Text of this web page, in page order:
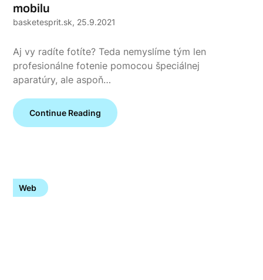
mobilu
basketesprit.sk, 25.9.2021
Aj vy radíte fotíte? Teda nemyslíme tým len
profesionálne fotenie pomocou špeciálnej
aparatúry, ale aspoň…
Continue Reading
Web